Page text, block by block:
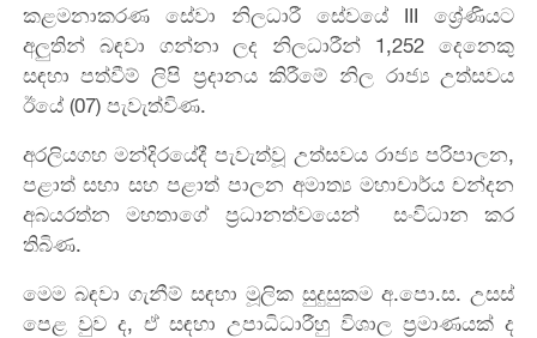
කළමනාකරණ සේවා නිලධාරී සේවයේ III ශ්‍රේණියට
අලුතින් බඳවා ගන්නා ලද නිලධාරීන් 1,252 දෙනෙකු
සඳහා පත්වීම් ලිපි ප්‍රදානය කිරීමේ නිල රාජ්‍ය උත්සවය
ඊයේ (07) පැවැත්විණ.
අරලියගහ මන්දිරයේදී පැවැත්වූ උත්සවය රාජ්‍ය පරිපාලන,
පළාත් සභා සහ පළාත් පාලන අමාත්‍ය මහාචාර්ය චන්දන
අබයරත්න මහතාගේ ප්‍රධානත්වයෙන් සංවිධාන කර
තිබිණ.
මෙම බඳවා ගැනීම් සඳහා මූලික සුදුසුකම අ.පො.ස. උසස්
පෙළ වුව ද, ඒ සඳහා උපාධිධාරීහු විශාල ප්‍රමාණයක් ද